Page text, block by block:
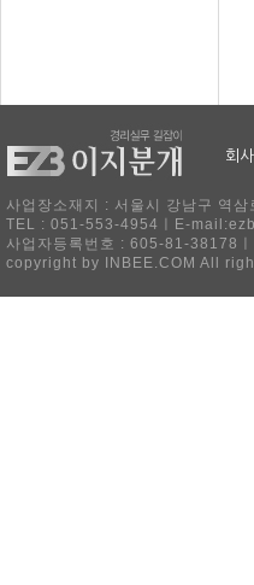
회
사업장소재지 : 서울시 강남구 역
TEL : 051-553-4954ㅣE-
사업자등록번호 : 605-81-38178
copyright by INBEE.COM All